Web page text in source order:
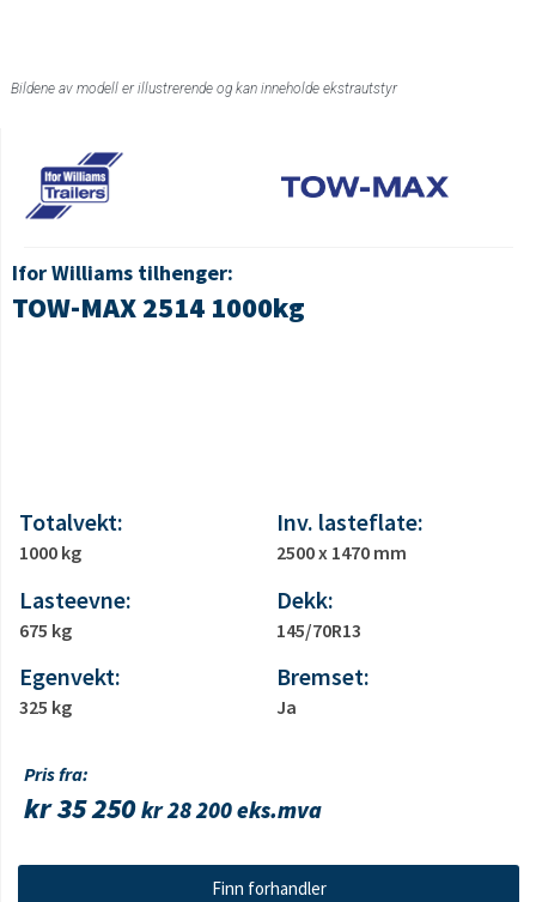
Bildene av modell er illustrerende og kan inneholde ekstrautstyr
Ifor Williams tilhenger:
TOW-MAX 2514 1000kg
Totalvekt:
1000 kg
Lasteevne:
675 kg
Egenvekt:
325 kg
Inv. lasteflate:
2500 x 1470 mm
Dekk:
145/70R13
Bremset:
Ja
Pris fra:
kr35 250 kr28 200eks.mva
Finn forhandler